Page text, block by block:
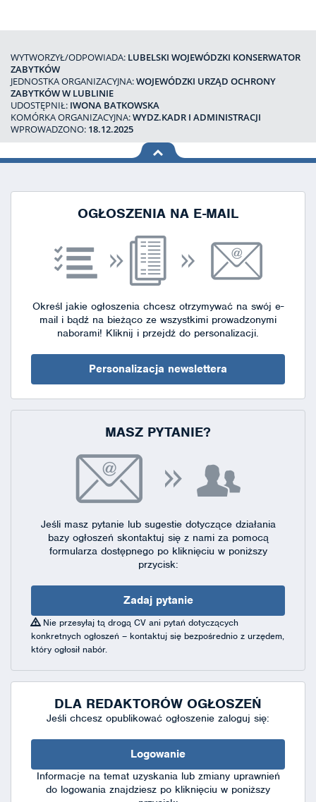
WYTWORZYŁ/ODPOWIADA: LUBELSKI WOJEWÓDZKI KONSERWATOR
ZABYTKÓW
JEDNOSTKA ORGANIZACYJNA:WOJEWÓDZKI URZĄD OCHRONY
ZABYTKÓW W LUBLINIE
UDOSTĘPNIŁ: IWONA BATKOWSKA
KOMÓRKA ORGANIZACYJNA:WYDZ.KADR I ADMINISTRACJI
WPROWADZONO: 18.12.2025
na górę
OGŁOSZENIA NA E-MAIL
Określ jakie ogłoszenia chcesz otrzymywać na swój e-
mail i bądź na bieżąco ze wszystkimi prowadzonymi
naborami! Kliknij i przejdź do personalizacji.
Personalizacja newslettera
MASZ PYTANIE?
Jeśli masz pytanie lub sugestie dotyczące działania
bazy ogłoszeń skontaktuj się z nami za pomocą
formularza dostępnegopo kliknięciu w poniższy
przycisk:
Zadaj pytanie
Nie przesyłaj tą drogą CV ani pytań dotyczących
konkretnych ogłoszeń – kontaktuj się bezpośrednio z urzędem,
który ogłosił nabór.
DLA REDAKTORÓW OGŁOSZEŃ
Jeśli chcesz opublikować ogłoszenie zaloguj się:
Logowanie
Informacje na temat uzyskania lub zmiany uprawnień
do logowania znajdziesz po kliknięciu w poniższy